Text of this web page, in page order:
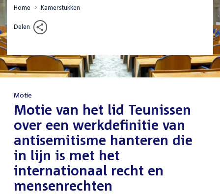
Home Kamerstukken
Delen
Motie
:Motie van het lid Teunissen
over een werkdefinitie van
antisemitisme hanteren die
in lijn is met het
internationaal recht en
mensenrechten